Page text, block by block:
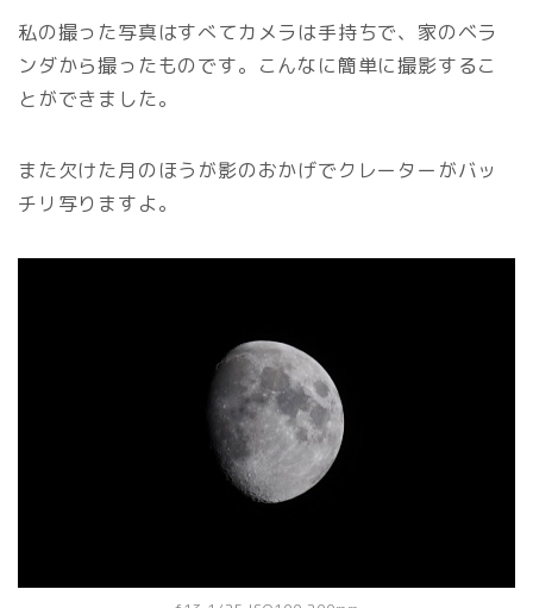
私の撮った写真はすべてカメラは手持ちで、家のベラ
ンダから撮ったものです。こんなに簡単に撮影するこ
とができました。
また欠けた月のほうが影のおかげでクレーターがバッ
チリ写りますよ。